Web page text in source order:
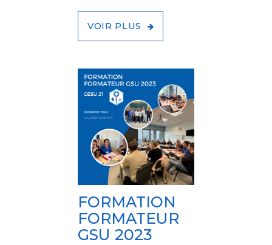
VOIR PLUS
FORMATION
FORMATEUR
GSU 2023